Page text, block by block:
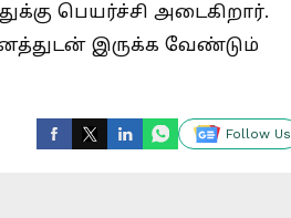
பெயர்ச்சி அடைகிறார்.
இருக்க வேண்டும்
Follow Us